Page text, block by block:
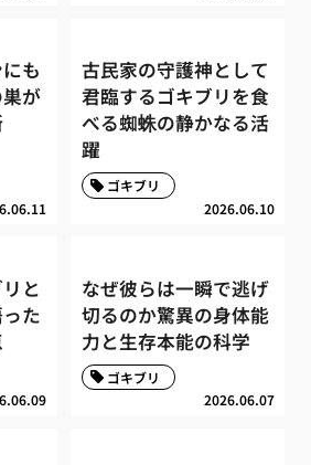
も
が
古民家の守護神として
君臨するゴキブリを食
べる蜘蛛の静かなる活
躍
2026.06.10
ゴキブリ
と
た
なぜ彼らは一瞬で逃げ
切るのか驚異の身体能
力と生存本能の科学
2026.06.07
ゴキブリ